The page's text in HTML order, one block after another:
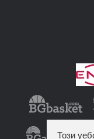
Този